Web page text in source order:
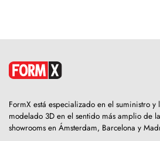
FormX está especializado en el suministro
modelado 3D en el sentido más amplio de
showrooms en Ámsterdam, Barcelona y